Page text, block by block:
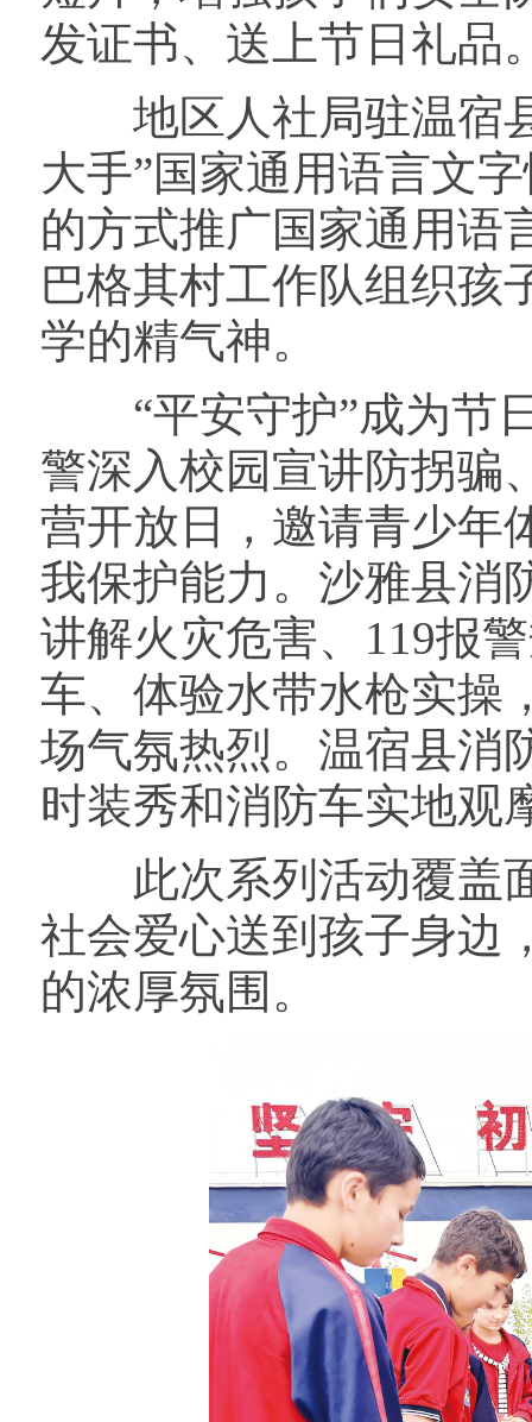
发证书、送上节日礼品
地区人社局驻温宿县
大手”国家通用语言文
的方式推广国家通用语
巴格其村工作队组织孩
学的精气神。
“平安守护”成为节日
警深入校园宣讲防拐骗
营开放日，邀请青少年
我保护能力。沙雅县消
讲解火灾危害、119报
车、体验水带水枪实操
场气氛热烈。温宿县消
时装秀和消防车实地观
此次系列活动覆盖面
社会爱心送到孩子身边
的浓厚氛围。